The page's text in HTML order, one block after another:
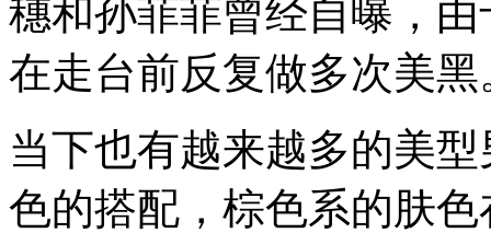
穗和孙菲菲曾经自曝，
在走台前反复做多次美黑
当下也有越来越多的美
色的搭配，棕色系的肤